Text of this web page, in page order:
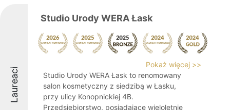
Laureaci
Studio Urody WERA Łask
Pokaż więcej >>
Studio Urody WERA Łask to renomowany
salon kosmetyczny z siedzibą w Łasku,
przy ulicy Konopnickiej 4B.
Przedsiębiorstwo, posiadające wieloletnie